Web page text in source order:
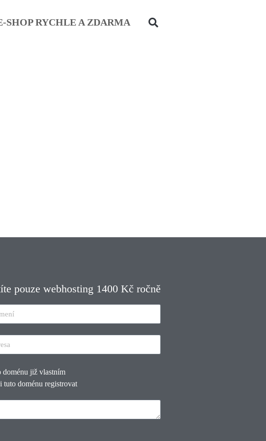
SHOP RYCHLE A ZDARMA
pouze webhosting 1400 Kč ročně
doménu již vlastním
tuto doménu registrovat